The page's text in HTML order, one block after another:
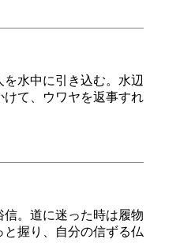
水中に引き込む。水辺
て、ウワヤを返事すれ
。道に迷った時は履物
握り、自分の信ずる仏